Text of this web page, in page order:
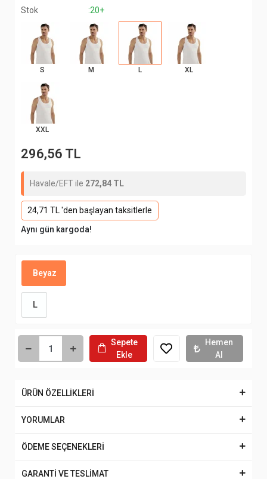
Stok
:20+
S M L XL
XXL
296,56 TL
Havale/EFT ile 272,84 TL
24,71 TL 'den başlayan taksitlerle
Aynı gün kargoda!
Beyaz
L
Sepete
Ekle
Hemen
Al
ÜRÜN ÖZELLİKLERİ
YORUMLAR
ÖDEME SEÇENEKLERİ
GARANTİ VE TESLİMAT